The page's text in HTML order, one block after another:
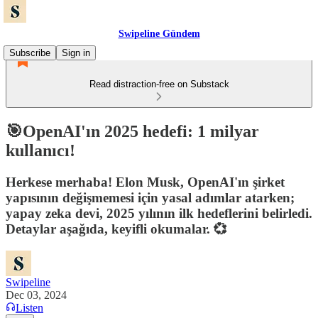
Swipeline Gündem
Subscribe
Sign in
Read distraction-free on Substack
🎯OpenAI'ın 2025 hedefi: 1 milyar
kullanıcı!
Herkese merhaba! Elon Musk, OpenAI'ın şirket
yapısının değişmemesi için yasal adımlar atarken;
yapay zeka devi, 2025 yılının ilk hedeflerini belirledi.
Detaylar aşağıda, keyifli okumalar. 💞
Swipeline
Dec 03, 2024
Listen